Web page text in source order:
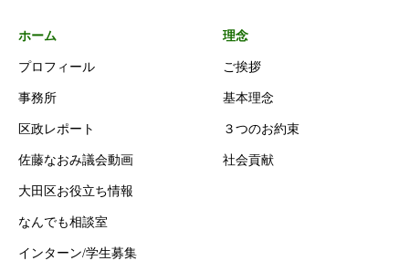
ホーム
プロフィール
事務所
区政レポート
佐藤なおみ議会動画
大田区お役立ち情報
なんでも相談室
インターン/学生募集
理念
ご挨拶
基本理念
３つのお約束
社会貢献